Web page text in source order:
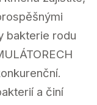
bakterie rodu
a činí